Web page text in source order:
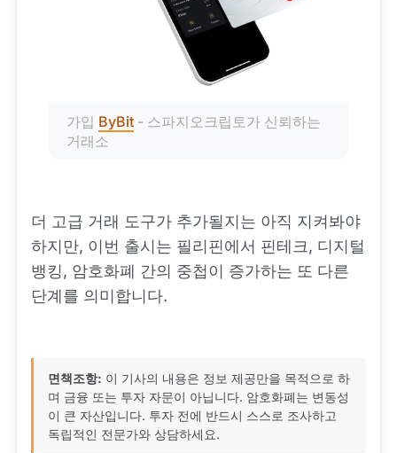
가입 ByBit - 스파지오크립토가 신뢰하는
거래소
더 고급 거래 도구가 추가될지는 아직 지켜봐야
하지만, 이번 출시는 필리핀에서 핀테크, 디지털
뱅킹, 암호화폐 간의 중첩이 증가하는 또 다른
단계를 의미합니다.
면책조항: 이 기사의 내용은 정보 제공만을 목적으로 하
며 금융 또는 투자 자문이 아닙니다. 암호화폐는 변동성
이 큰 자산입니다. 투자 전에 반드시 스스로 조사하고
독립적인 전문가와 상담하세요.